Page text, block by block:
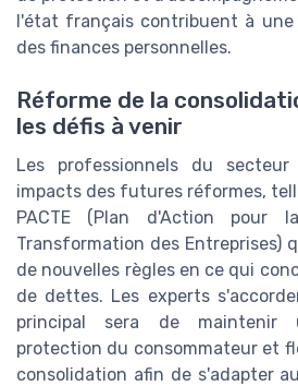
l'état français contribuent à une
des finances personnelles.
Réforme de la
les défis à venir
Les professionnels du
impacts des futures réformes,
PACTE (Plan d'Action pour
Transformation des Entreprises)
de nouvelles règles en ce qui
de dettes. Les experts
principal sera de maintenir
protection du consommateur et
consolidation afin de s'adapter